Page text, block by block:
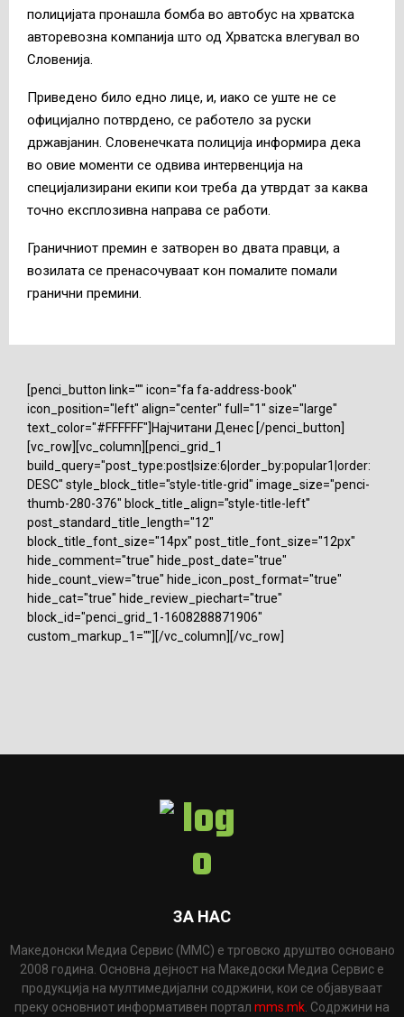
полицијата пронашла бомба во автобус на хрватска
авторевозна компанија што од Хрватска влегувал во
Словенија.
Приведено било едно лице, и, иако се уште не се
официјално потврдено, се работело за руски
државјанин. Словенечката полиција информира дека
во овие моменти се одвива интервенција на
специјализирани екипи кои треба да утврдат за каква
точно експлозивна направа се работи.
Граничниот премин е затворен во двата правци, а
возилата се пренасочуваат кон помалите помали
гранични премини.
[penci_button link="" icon="fa fa-address-book"
icon_position="left" align="center" full="1" size="large"
text_color="#FFFFFF"]Најчитани Денес [/penci_button]
[vc_row][vc_column][penci_grid_1
build_query="post_type:post|size:6|order_by:popular1|order:
DESC" style_block_title="style-title-grid" image_size="penci-
thumb-280-376" block_title_align="style-title-left"
post_standard_title_length="12"
block_title_font_size="14px" post_title_font_size="12px"
hide_comment="true" hide_post_date="true"
hide_count_view="true" hide_icon_post_format="true"
hide_cat="true" hide_review_piechart="true"
block_id="penci_grid_1-1608288871906"
custom_markup_1=""][/vc_column][/vc_row]
ЗА НАС
Македонски Медиа Сервис (ММС) е трговско друштво основано
2008 година. Основна дејност на Македоски Медиа Сервис е
продукција на мултимедијални содржини, кои се објавуваат
преку основниот информативен портал mms.mk . Содржини на